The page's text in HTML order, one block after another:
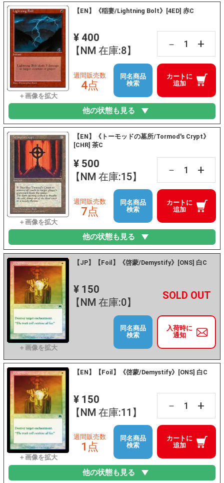
【EN】《稲妻/Lightning Bolt》[4ED] 赤C
¥ 400
【NM 在庫:8】
－ +
カートに
追加
週間販売数
4点
同名商品
検索
他の状態も見る
【EN】《トーモッドの墓所/Tormod's Crypt》
[CHR] 茶C
¥ 500
【NM 在庫:15】
－ +
カートに
追加
週間販売数
7点
同名商品
検索
他の状態も見る
【JP】【Foil】《啓蒙/Demystify》[ONS] 白C
¥ 150
【NM 在庫:0】
－ +
入荷時に
通知
同名商品
検索
【EN】【Foil】《啓蒙/Demystify》[ONS] 白C
¥ 150
【NM 在庫:11】
－ +
カートに
追加
週間販売数
1点
同名商品
検索
他の状態も見る